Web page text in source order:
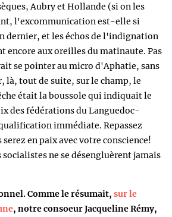
Aubry et Hollande (si on les
l'excommunication est-elle si
dernier, et les échos de l'indignation
encore aux oreilles du matinaute. Pas
se pointer au micro d'Aphatie, sans
là, tout de suite, sur le champ, le
était la boussole qui indiquait le
des fédérations du Languedoc-
immédiate. Repassez
en paix avec votre conscience!
socialistes ne se désengluèrent jamais
Comme le résumait, sur le
, notre consoeur Jacqueline Rémy,